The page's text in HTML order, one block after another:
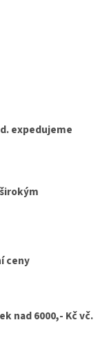
expedujeme
ceny
nad 6000,- Kč vč.